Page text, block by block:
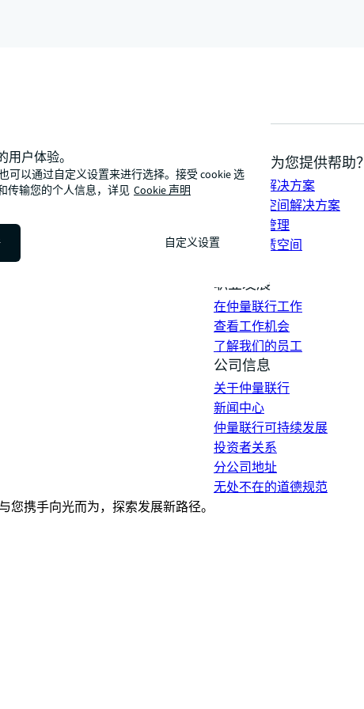
携手向光而为，探索发展新路径。
我们如何为您提供帮助？
可持发展解决方案
混合办公空间解决方案
投资组合管理
查找并租赁空间
职业发展
在仲量联行工作
查看工作机会
了解我们的员工
公司信息
关于仲量联行
新闻中心
仲量联行可持续发展
投资者关系
分公司地址
无处不在的道德规范
携手向光而为，探索发展新路径。
用户体验。
可以通过自定义设置来进行选择。接受 cookie 选
传输您的个人信息，详见 Cookie 声明
自定义设置